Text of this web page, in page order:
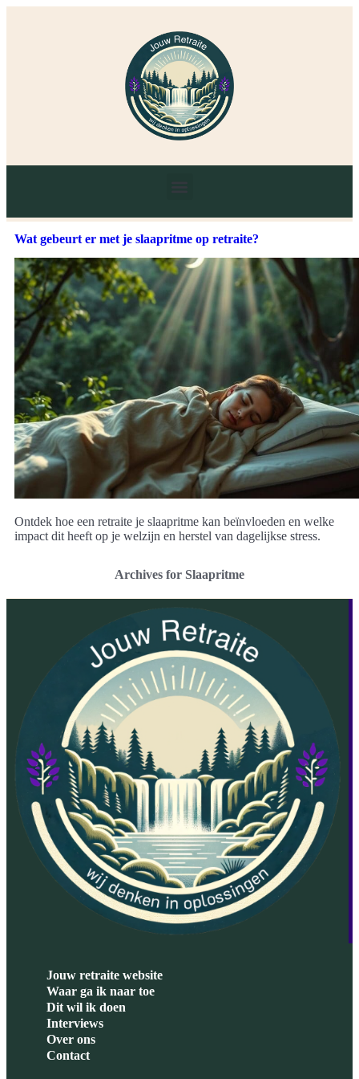
Wat gebeurt er met je slaapritme op retraite?
Ontdek hoe een retraite je slaapritme kan beïnvloeden en welke
impact dit heeft op je welzijn en herstel van dagelijkse stress.
Archives for Slaapritme
Jouw retraite website
Waar ga ik naar toe
Dit wil ik doen
Interviews
Over ons
Contact